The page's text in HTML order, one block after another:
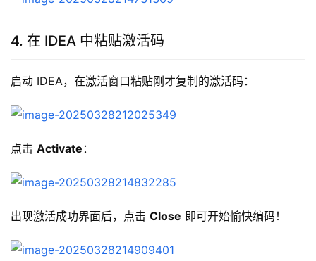
4. 在 IDEA 中粘贴激活码
启动 IDEA，在激活窗口粘贴刚才复制的激活码：
点击 Activate ：
出现激活成功界面后，点击 Close 即可开始愉快编码！